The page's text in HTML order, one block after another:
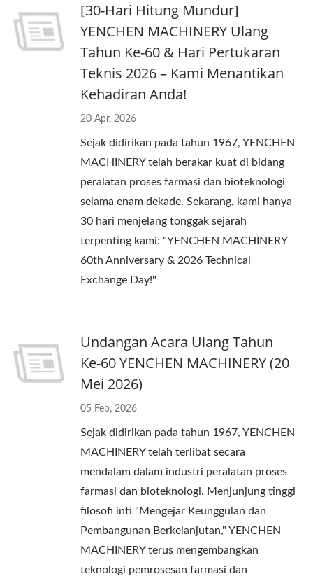
[30-Hari Hitung Mundur]
YENCHEN MACHINERY Ulang
Tahun Ke-60 & Hari Pertukaran
Teknis 2026 – Kami Menantikan
Kehadiran Anda!
20 Apr, 2026
Sejak didirikan pada tahun 1967, YENCHEN
MACHINERY telah berakar kuat di bidang
peralatan proses farmasi dan bioteknologi
selama enam dekade. Sekarang, kami hanya
30 hari menjelang tonggak sejarah
terpenting kami: "YENCHEN MACHINERY
60th Anniversary & 2026 Technical
Exchange Day!"
Undangan Acara Ulang Tahun
Ke-60 YENCHEN MACHINERY (20
Mei 2026)
05 Feb, 2026
Sejak didirikan pada tahun 1967, YENCHEN
MACHINERY telah terlibat secara
mendalam dalam industri peralatan proses
farmasi dan bioteknologi. Menjunjung tinggi
filosofi inti "Mengejar Keunggulan dan
Pembangunan Berkelanjutan," YENCHEN
MACHINERY terus mengembangkan
teknologi pemrosesan farmasi dan